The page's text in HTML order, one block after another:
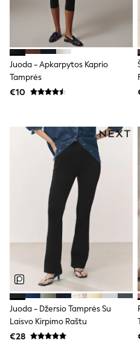
Start Rite
Smiggle
Eastpak
All Accessories
All Bags & Backpacks
Girls Bags
Lunchbags
Jumpers
Polo Shirts
T-Shirts
Bags
Blouses
Shirts
Polo Shirts
HOLIDAY SHOP
Women's Holiday Shop
All Swimwear
All Beachwear
Bags & Accessories
Beach Dresses &
Dresses
Flip Flops
Sliders
Jumpsuits & Playsuits
Linen Collection
Sandals
Juoda - Apkarpytos Kaprio
Tamprės
€10
Juoda - Džersio Tamprės Su
Laisvo Kirpimo Raštu
€28